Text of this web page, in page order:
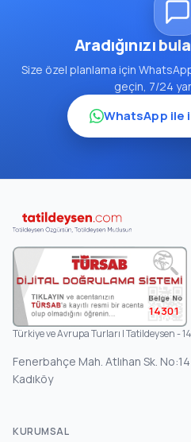
Aradığınızı
Size özel planlama için
geçin, 7/24
WhatsApp ile
14301
Türkiye ve Avrupa Turları | Tatildeysen -
Fenerbahçe Mah. Atlıhan Sk.
Kadıköy
KURUMSAL